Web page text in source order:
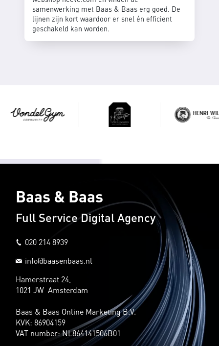
samenwerking met Baas & Baas erg goed. De
lijnen zijn kort waardoor er snel én efficient
geschakeld kan worden.
Baas & Baas
Full Service Digital Agency
020 214 8939
info@baasenbaas.nl
Hamerstraat 24,
1021 JW Amsterdam
Baas & Baas Online Marketing B.V.
KVK: 86904159
VAT number: NL864141506B01